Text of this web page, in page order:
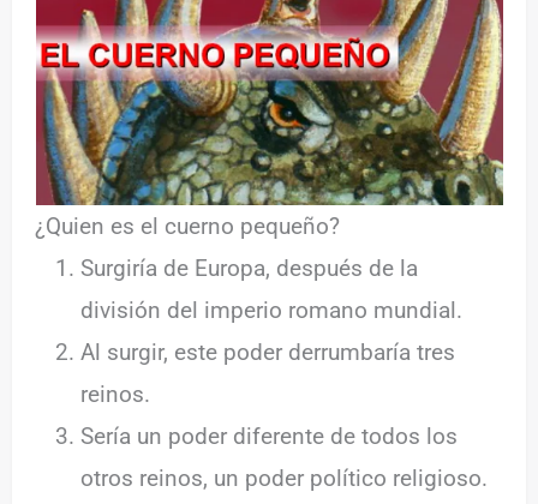
¿Quien es el cuerno pequeño?
Surgiría de Europa, después de la
división del imperio romano mundial.
Al surgir, este poder derrumbaría tres
reinos.
Sería un poder diferente de todos los
otros reinos, un poder político religioso.